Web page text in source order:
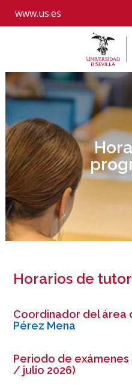
www.us.es
Horarios de
Coordinador del área
Pérez Mena
Periodo de
/ julio 2026)